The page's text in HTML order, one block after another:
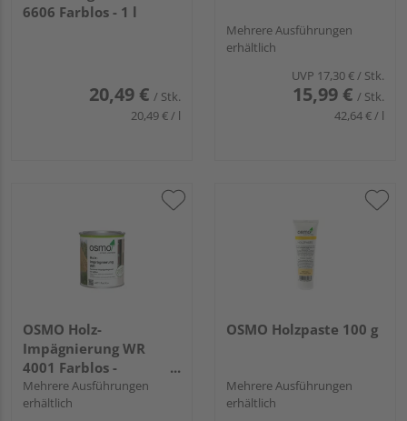
6606 Farblos - 1 l
20,49 € / Stk.
20,49 € / l
Mehrere Ausführungen
erhältlich
UVP 17,30 € / Stk.
15,99 € / Stk.
42,64 € / l
OSMO Holz-
Impägnierung WR
4001 Farblos -
Kleingebinde
Mehrere Ausführungen
erhältlich
OSMO Holzpaste 100 g
Mehrere Ausführungen
erhältlich